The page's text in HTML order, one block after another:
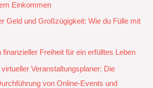
Einkommen
Geld und Großzügigkeit: Wie du Fülle mit
finanzieller Freiheit für ein erfülltes Leben
Veranstaltungsplaner: Die
von Online-Events und